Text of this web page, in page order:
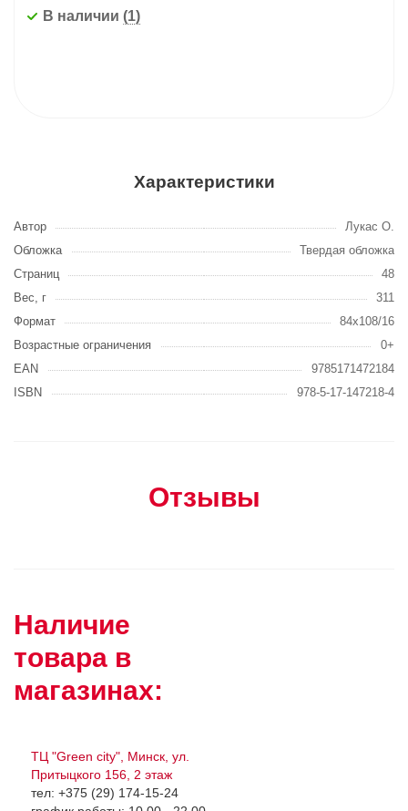
В наличии (1)
Характеристики
Автор
Лукас О.
Обложка
Твердая обложка
Страниц
48
Вес, г
311
Формат
84x108/16
Возрастные ограничения
0+
EAN
9785171472184
ISBN
978-5-17-147218-4
Отзывы
Наличие
товара в
магазинах:
ТЦ "Green city", Минск, ул.
Притыцкого 156, 2 этаж
тел: +375 (29) 174-15-24